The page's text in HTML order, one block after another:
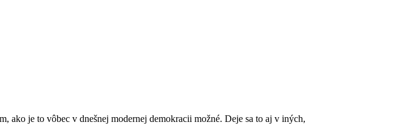
ako je to vôbec v dnešnej modernej demokracii možné. Deje sa to aj v iných,